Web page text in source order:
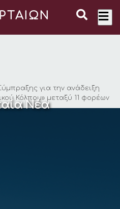
για την ανάδειξη
Κόλπου» μεταξύ 11 φορέων
Νέα